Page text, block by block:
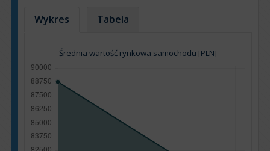
Wykres Tabela
Średnia wartość rynkowa samochodu [PLN]